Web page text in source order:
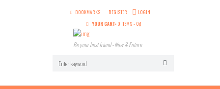
BOOKMARKS REGISTER
LOGIN
YOUR CART: 0 ITEMS- 0₫
Be your best friend - Now & Future